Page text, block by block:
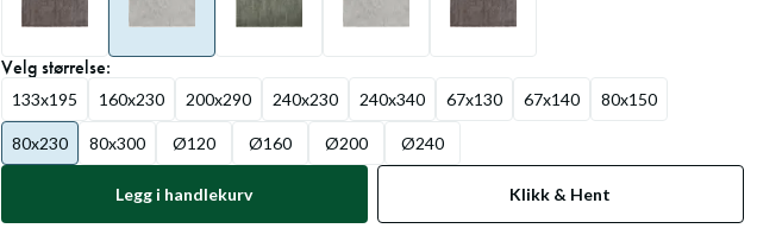
Velgstørrelse:
133x195 160x230 200x290 240x230 240x340 67x130 67x140 80x150
80x230 80x300 Ø120 Ø160 Ø200 Ø240
Legg i handlekurv Klikk & Hent